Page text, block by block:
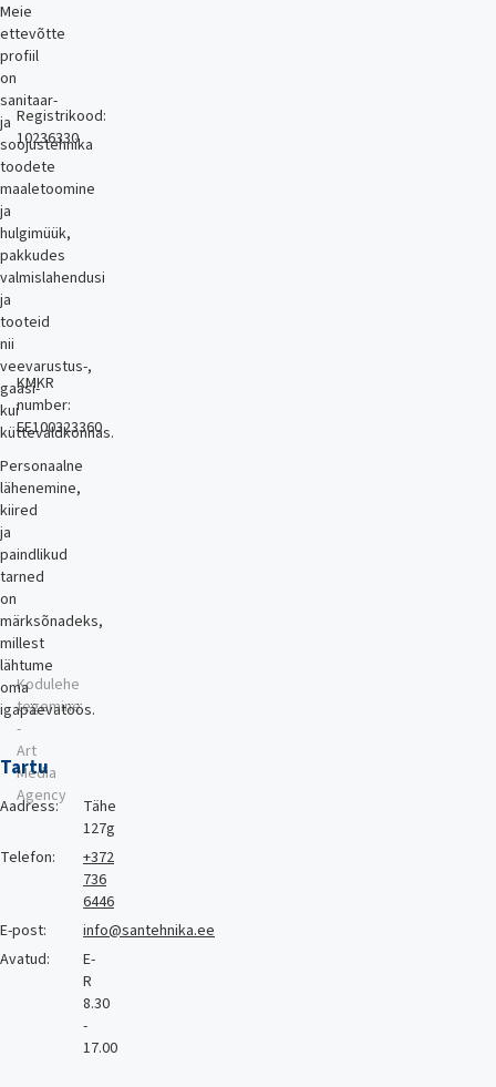
Meie
ettevõtte
profiil
on
sanitaar-
ja
soojustehnika
toodete
maaletoomine
ja
hulgimüük,
pakkudes
valmislahendusi
ja
tooteid
nii
veevarustus-,
gaasi-
kui
küttevaldkonnas.
Personaalne
lähenemine,
kiired
ja
paindlikud
tarned
on
märksõnadeks,
millest
lähtume
oma
igapäevatöös.
Tartu
Aadress:
Tähe
127g
Telefon:
+372
736
6446
E-post:
info@santehnika.ee
Avatud:
E-
R
8.30
-
17.00
Registrikood:
10236330
KMKR
number:
EE100323360
Kodulehe
tegemine
-
Art
Media
Agency